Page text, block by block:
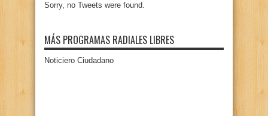
Sorry, no Tweets were found.
MÁS PROGRAMAS RADIALES LIBRES
Noticiero Ciudadano